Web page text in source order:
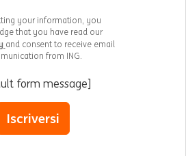
your information, you
that you have read our
and consent to receive email
from ING.
form message]
Iscriversi